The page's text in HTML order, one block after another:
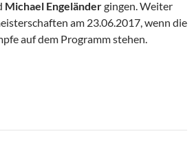
Michael Engeländergingen. Weiter
am 23.06.2017, wenn die
auf dem Programm stehen.